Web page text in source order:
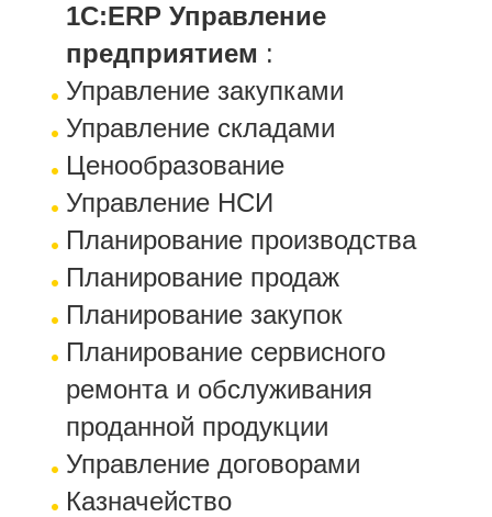
1С:ERP Управление
предприятием :
Управление закупками
Управление складами
Ценообразование
Управление НСИ
Планирование производства
Планирование продаж
Планирование закупок
Планирование сервисного
ремонта и обслуживания
проданной продукции
Управление договорами
Казначейство